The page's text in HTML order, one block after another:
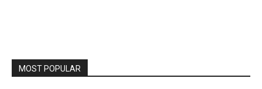
MOST POPULAR